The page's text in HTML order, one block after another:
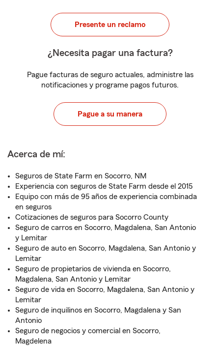
Presente un reclamo
¿Necesita pagar una factura?
Pague facturas de seguro actuales, administre las
notificaciones y programe pagos futuros.
Pague a su manera
Acerca de mí:
Seguros de State Farm en Socorro, NM
Experiencia con seguros de State Farm desde el 2015
Equipo con más de 95 años de experiencia combinada
en seguros
Cotizaciones de seguros para Socorro County
Seguro de carros en Socorro, Magdalena, San Antonio
y Lemitar
Seguro de auto en Socorro, Magdalena, San Antonio y
Lemitar
Seguro de propietarios de vivienda en Socorro,
Magdalena, San Antonio y Lemitar
Seguro de vida en Socorro, Magdalena, San Antonio y
Lemitar
Seguro de inquilinos en Socorro, Magdalena y San
Antonio
Seguro de negocios y comercial en Socorro,
Magdelena